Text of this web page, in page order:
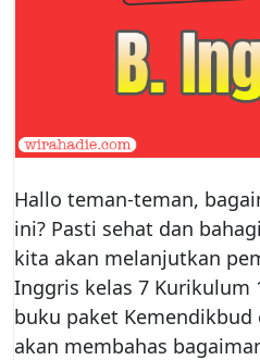
Hallo teman-teman,
ini? Pasti sehat dan
kita akan melanjutkan
Inggris kelas 7 Kurikulum
buku paket Kemendikbud
akan membahas